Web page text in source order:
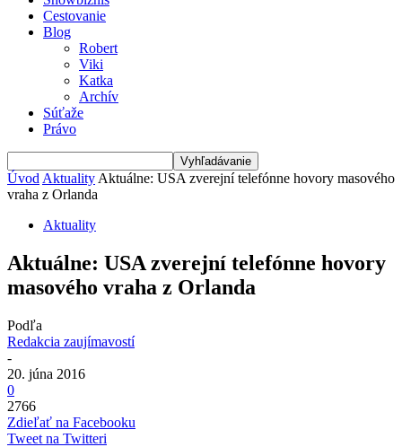
Cestovanie
Blog
Robert
Viki
Katka
Archív
Súťaže
Právo
Úvod Aktuality Aktuálne: USA zverejní telefónne hovory masového
vraha z Orlanda
Aktuality
Aktuálne: USA zverejní telefónne hovory
masového vraha z Orlanda
Podľa
Redakcia zaujímavostí
-
20. júna 2016
0
2766
Zdieľať na Facebooku
Tweet na Twitteri